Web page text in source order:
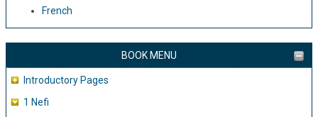
navegación
French
BOOK MENU
Introductory Pages
1 Nefi